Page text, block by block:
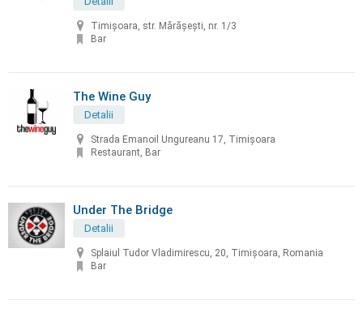
Timișoara, str. Mărășești, nr. 1/3
Bar
The Wine Guy
Detalii
Strada Emanoil Ungureanu 17, Timișoara
Restaurant, Bar
Under The Bridge
Detalii
Splaiul Tudor Vladimirescu, 20, Timișoara, Romania
Bar